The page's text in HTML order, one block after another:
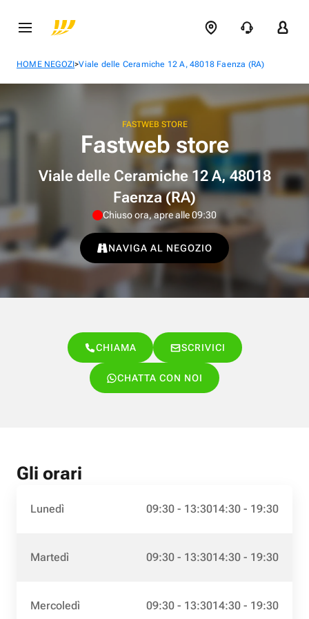
HOME NEGOZI>Viale delle Ceramiche 12 A, 48018 Faenza (RA)
FASTWEB STORE
Fastweb store
Viale delle Ceramiche 12 A, 48018
Faenza (RA)
Chiuso ora, apre alle 09:30
NAVIGA AL NEGOZIO
CHIAMA SCRIVICI
CHATTA CON NOI
Gli orari
Lunedì 09:30 - 13:3014:30 - 19:30
Martedì 09:30 - 13:3014:30 - 19:30
Mercoledì 09:30 - 13:3014:30 - 19:30